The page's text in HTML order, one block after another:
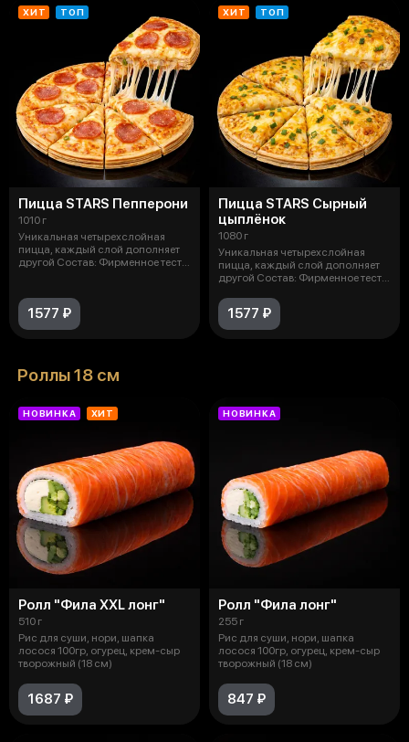
ХИТ ТОП
Пицца STARS Пепперони
1010 г
Уникальная четырехслойная
пицца, каждый слой дополняет
другой Состав: Фирменное тесто,
1577 ₽
ХИТ ТОП
Пицца STARS Сырный
цыплёнок
1080 г
Уникальная четырехслойная
пицца, каждый слой дополняет
другой Состав: Фирменное тесто,
1577 ₽
Роллы 18 см
НОВИНКА ХИТ
Ролл "Фила XXL лонг"
510 г
Рис для суши, нори, шапка
лосося 100гр, огурец, крем-сыр
творожный (18 см)
1687 ₽
НОВИНКА
Ролл "Фила лонг"
255 г
Рис для суши, нори, шапка
лосося 100гр, огурец, крем-сыр
творожный (18 см)
847 ₽